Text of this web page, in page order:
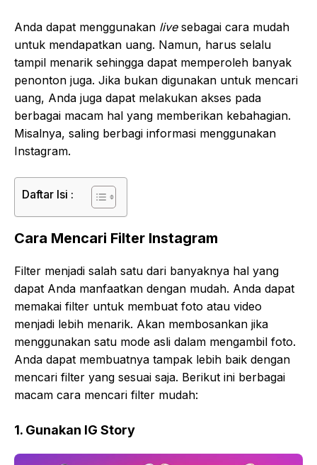
Anda dapat menggunakan live sebagai cara mudah
untuk mendapatkan uang. Namun, harus selalu
tampil menarik sehingga dapat memperoleh banyak
penonton juga. Jika bukan digunakan untuk mencari
uang, Anda juga dapat melakukan akses pada
berbagai macam hal yang memberikan kebahagian.
Misalnya, saling berbagi informasi menggunakan
Instagram.
Daftar Isi :
Cara Mencari Filter Instagram
Filter menjadi salah satu dari banyaknya hal yang
dapat Anda manfaatkan dengan mudah. Anda dapat
memakai filter untuk membuat foto atau video
menjadi lebih menarik. Akan membosankan jika
menggunakan satu mode asli dalam mengambil foto.
Anda dapat membuatnya tampak lebih baik dengan
mencari filter yang sesuai saja. Berikut ini berbagai
macam cara mencari filter mudah:
1. Gunakan IG Story